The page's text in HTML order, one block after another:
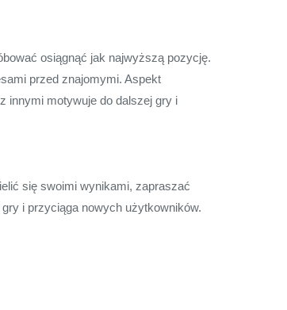
osiągnąć jak najwyższą pozycję.
przed znajomymi. Aspekt
innymi motywuje do dalszej gry i
się swoimi wynikami, zapraszać
i przyciąga nowych użytkowników.